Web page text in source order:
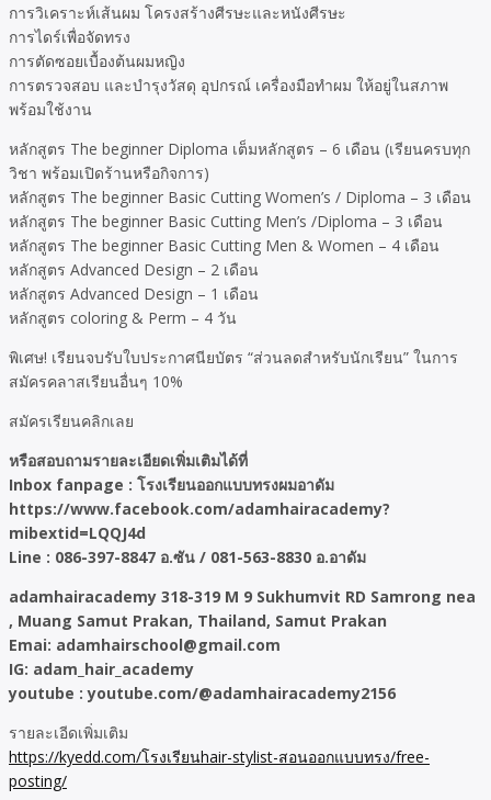
การวิเคราะห์เส้นผม โครงสร้างศีรษะและหนังศีรษะ
การไดร์เพื่อจัดทรง
การตัดซอยเบื้องต้นผมหญิง
การตรวจสอบ และบำรุงวัสดุ อุปกรณ์ เครื่องมือทำผม ให้อยู่ในสภาพ
พร้อมใช้งาน
หลักสูตร The beginner Diploma เต็มหลักสูตร – 6 เดือน (เรียนครบทุก
วิชา พร้อมเปิดร้านหรือกิจการ)
หลักสูตร The beginner Basic Cutting Women’s / Diploma – 3 เดือน
หลักสูตร The beginner Basic Cutting Men’s /Diploma – 3 เดือน
หลักสูตร The beginner Basic Cutting Men & Women – 4 เดือน
หลักสูตร Advanced Design – 2 เดือน
หลักสูตร Advanced Design – 1 เดือน
หลักสูตร coloring & Perm – 4 วัน
พิเศษ! เรียนจบรับใบประกาศนียบัตร “ส่วนลดสำหรับนักเรียน” ในการ
สมัครคลาสเรียนอื่นๆ 10%
สมัครเรียนคลิกเลย
หรือสอบถามรายละเอียดเพิ่มเติมได้ที่
Inbox fanpage : โรงเรียนออกแบบทรงผมอาดัม
https://www.facebook.com/adamhairacademy?
mibextid=LQQJ4d
Line : 086-397-8847 อ.ซัน / 081-563-8830 อ.อาดัม
adamhairacademy 318-319 M 9 Sukhumvit RD Samrong nea
, Muang Samut Prakan, Thailand, Samut Prakan
Emai: adamhairschool@gmail.com
IG: adam_hair_academy
youtube : youtube.com/@adamhairacademy2156
รายละเอีดเพิ่มเติม
https://kyedd.com/โรงเรียนhair-stylist-สอนออกแบบทรง/free-
posting/